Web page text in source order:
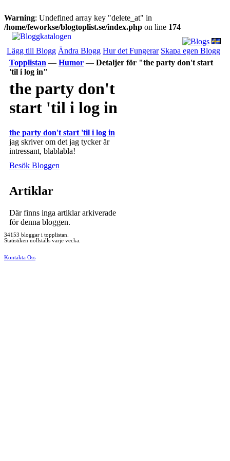
Warning: Undefined array key "delete_at" in
/home/feworkse/blogtoplist.se/index.php on line 174
Lägg till Blogg Ändra Blogg Hur det Fungerar Skapa egen Blogg
Topplistan — Humor — Detaljer för "the party don't start
'til i log in"
the party don't
start 'til i log in
the party don't start 'til i log in
jag skriver om det jag tycker är
intressant, blablabla!
Besök Bloggen
Artiklar
Där finns inga artiklar arkiverade
för denna bloggen.
34153 bloggar i topplistan.
Statistiken nollställs varje vecka.
Kontakta Oss